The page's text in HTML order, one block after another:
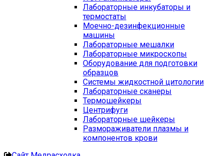
Лабораторные инкубаторы и
термостаты
Моечно-дезинфекционные
машины
Лабораторные мешалки
Лабораторные микроскопы
Оборудование для подготовки
образцов
Системы жидкостной цитологии
Лабораторные сканеры
Термошейкеры
Центрифуги
Лабораторные шейкеры
Размораживатели плазмы и
компонентов крови